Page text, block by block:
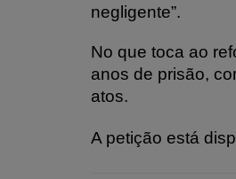
negligente”.
No que toca ao
anos de prisão,
atos.
A petição está